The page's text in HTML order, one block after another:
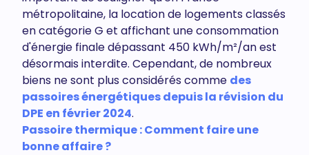
métropolitaine, la location de logements classés
en catégorie G et affichant une consommation
d'énergie finale dépassant 450 kWh/m²/an est
désormais interdite. Cependant, de nombreux
biens ne sont plus considérés comme des
passoires énergétiques depuis la révision du
DPE en février 2024.
Passoire thermique : Comment faire une
bonne affaire ?